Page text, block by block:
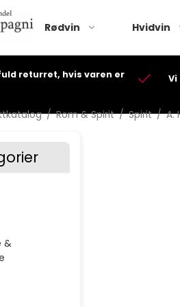
Rødvin Hvidvin
returret, hvis varen er
/ Rom & Spirit / Spirit / A.
&